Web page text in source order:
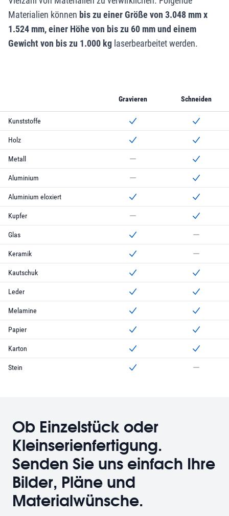
Materialien können bis zu einer Größe von 3.048 mm x
1.524 mm, einer Höhe von bis zu 60 mm und einem
Gewicht von bis zu 1.000 kg laserbearbeitet werden.
Gravieren Schneiden
Kunststoffe
können mit dem Laser graviert
können mit
Holz
kann mit dem Laser graviert
kann mit dem
Metall
kann nicht mit dem Laser graviert
kann mit dem
Aluminium
kann nicht mit dem Laser graviert
kann mit dem
Aluminium eloxiert
kann mit dem Laser graviert
kann mit dem
Kupfer
kann nicht mit dem Laser graviert
kann mit dem
Glas
kann mit dem Laser graviert
kann nicht mit
Keramik
kann mit dem Laser graviert
kann nicht mit
Kautschuk
kann mit dem Laser graviert
kann mit dem
Leder
kann mit dem Laser graviert
kann mit dem
Melamine
kann mit dem Laser graviert
kann mit dem
Papier
kann mit dem Laser graviert
kann mit dem
Karton
kann mit dem Laser graviert
kann mit dem
Stein
Ob Einzelstück oder
Kleinserienfertigung.
Senden Sie uns einfach Ihre
Bilder, Pläne und
Materialwünsche.